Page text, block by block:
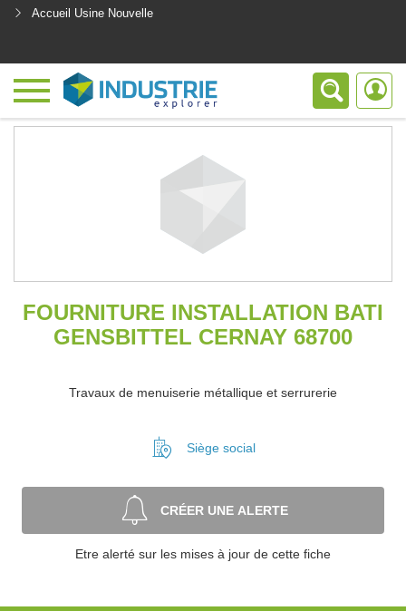
Accueil Usine Nouvelle
FOURNITURE INSTALLATION BATI
GENSBITTEL CERNAY 68700
Travaux de menuiserie métallique et serrurerie
Siège social
CRÉER UNE ALERTE
Etre alerté sur les mises à jour de cette fiche